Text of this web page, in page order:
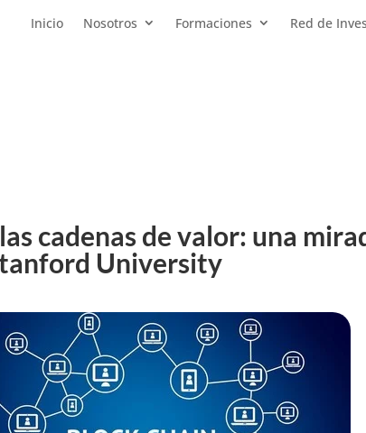
Inicio Nosotros Formaciones Red de
cadenas de valor: una
University